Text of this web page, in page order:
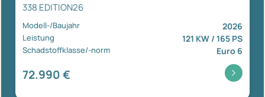
338 EDITION26
Modell-/Baujahr 2026
Leistung 121 KW / 165 PS
Schadstoffklasse/-norm Euro 6
72.990 €